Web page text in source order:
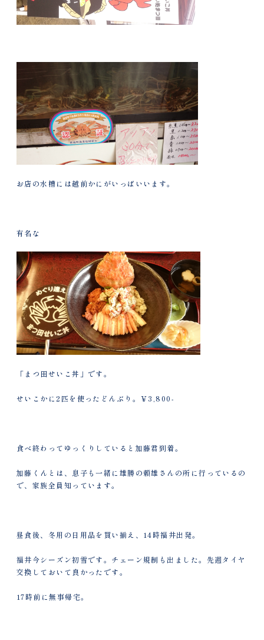
お店の水槽には越前かにがいっぱいいます。
有名な
「まつ田せいこ丼」です。
せいこかに2匹を使ったどんぶり。￥3,800-
食べ終わってゆっくりしていると加藤君到着。
加藤くんとは、息子も一緒に雄勝の頼雄さんの所に行っているの
で、家族全員知っています。
昼食後、冬用の日用品を買い揃え、14時福井出発。
福井今シーズン初雪です。チェーン規制も出ました。先週タイヤ
交換しておいて良かったです。
17時前に無事帰宅。